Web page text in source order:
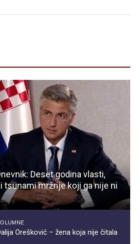
Deset godina vlasti,
tsunami mržnje koji ga nije ni
Orešković – žena koja nije čitala